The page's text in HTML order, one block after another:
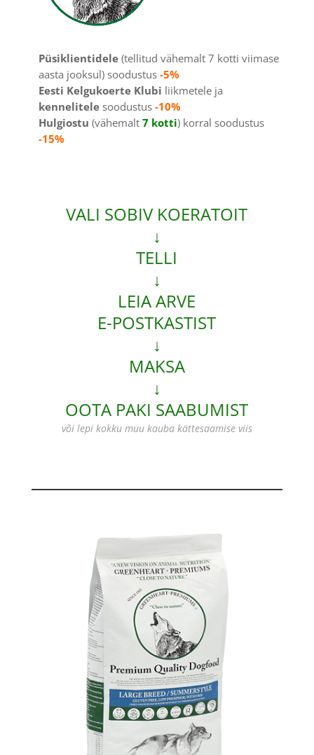
Püsiklientidele(tellitud vähemalt 7 kotti viimase
aasta jooksul) soodustus -5%
Eesti Kelgukoerte Klubi liikmetele ja
kennelitelesoodustus -10%
Hulgiostu (vähemalt 7 kotti) korral soodustus
-15%
VALI SOBIV KOERATOIT
↓
TELLI
↓
LEIA ARVE
E-POSTKASTIST
↓
MAKSA
↓
OOTA PAKI SAABUMIST
või lepi kokku muu kauba kättesaamise viis